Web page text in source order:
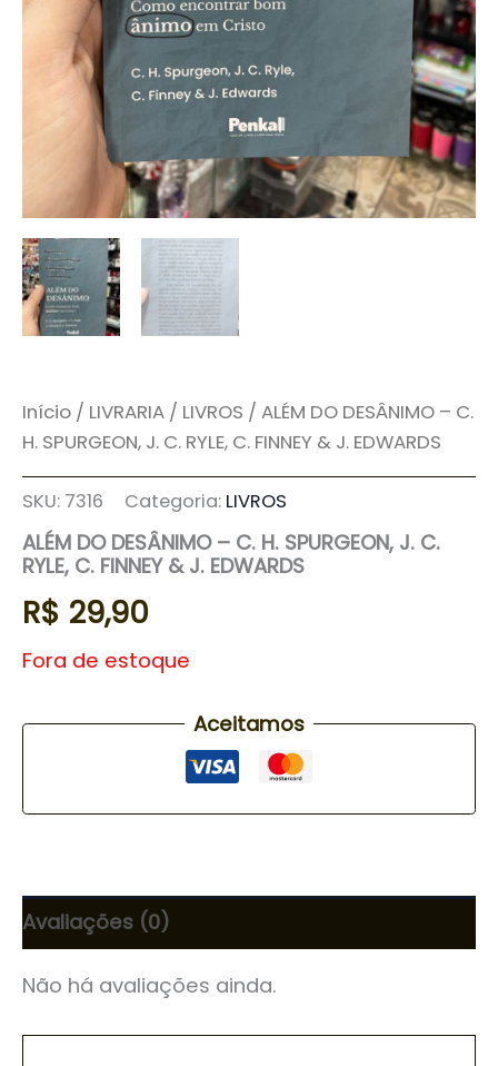
Início / LIVRARIA / LIVROS / ALÉM DO DESÂNIMO – C.
H. SPURGEON, J. C. RYLE, C. FINNEY & J. EDWARDS
SKU: 7316 Categoria: LIVROS
ALÉM DO DESÂNIMO – C. H. SPURGEON, J. C.
RYLE, C. FINNEY & J. EDWARDS
R$ 29,90
Fora de estoque
Aceitamos
Avaliações (0)
Não há avaliações ainda.